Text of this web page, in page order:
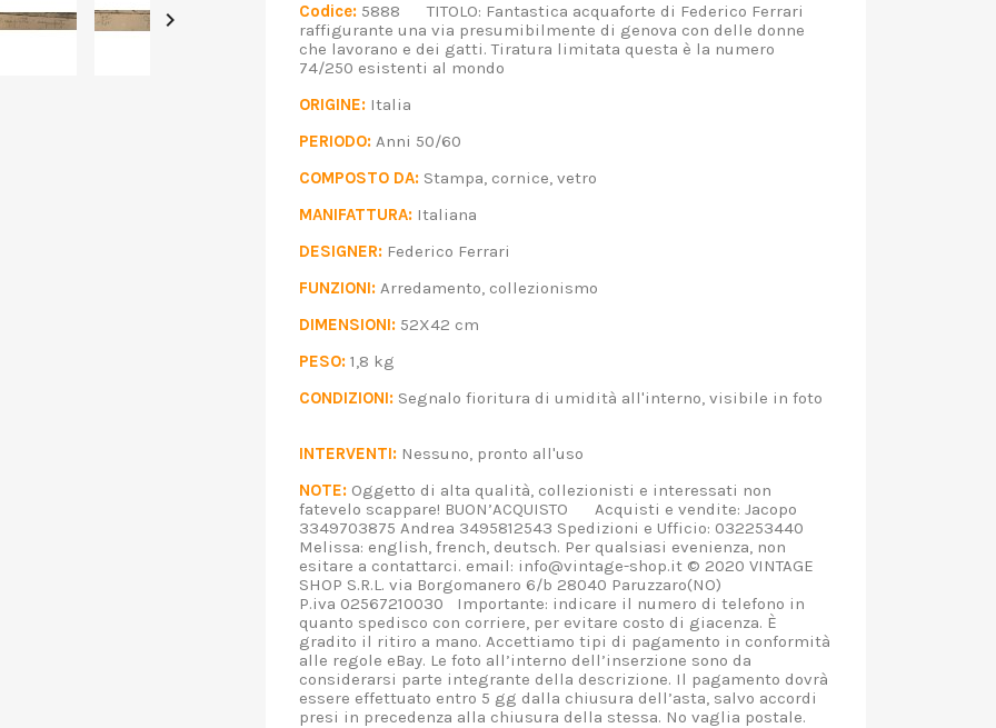
 Codice: 5888 TITOLO: Fantastica acquaforte di Federico Ferrari
raffigurante una via presumibilmente di genova con delle donne
che lavorano e dei gatti. Tiratura limitata questa è la numero
74/250 esistenti al mondo
ORIGINE: Italia
PERIODO: Anni 50/60
COMPOSTO DA: Stampa, cornice, vetro
MANIFATTURA: Italiana
DESIGNER: Federico Ferrari
FUNZIONI: Arredamento, collezionismo
DIMENSIONI: 52X42 cm
PESO: 1,8 kg
CONDIZIONI: Segnalo fioritura di umidità all'interno, visibile in foto
INTERVENTI: Nessuno, pronto all'uso
NOTE: Oggetto di alta qualità, collezionisti e interessati non
fatevelo scappare! BUON’ACQUISTO Acquisti e vendite: Jacopo
3349703875 Andrea 3495812543 Spedizioni e Ufficio: 032253440
Melissa: english, french, deutsch. Per qualsiasi evenienza, non
esitare a contattarci. email: info@vintage-shop.it © 2020 VINTAGE
SHOP S.R.L. via Borgomanero 6/b 28040 Paruzzaro(NO)
P.iva 02567210030 Importante: indicare il numero di telefono in
quanto spedisco con corriere, per evitare costo di giacenza. È
gradito il ritiro a mano. Accettiamo tipi di pagamento in conformità
alle regole eBay. Le foto all’interno dell’inserzione sono da
considerarsi parte integrante della descrizione. Il pagamento dovrà
essere effettuato entro 5 gg dalla chiusura dell’asta, salvo accordi
presi in precedenza alla chiusura della stessa. No vaglia postale.